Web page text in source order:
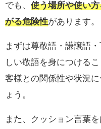
でも、 使う場所や使い
がる危険性があります。
まずは尊敬語・謙譲語
しい敬語を身につける
客様との関係性や状況
ょう。
また、クッション言葉